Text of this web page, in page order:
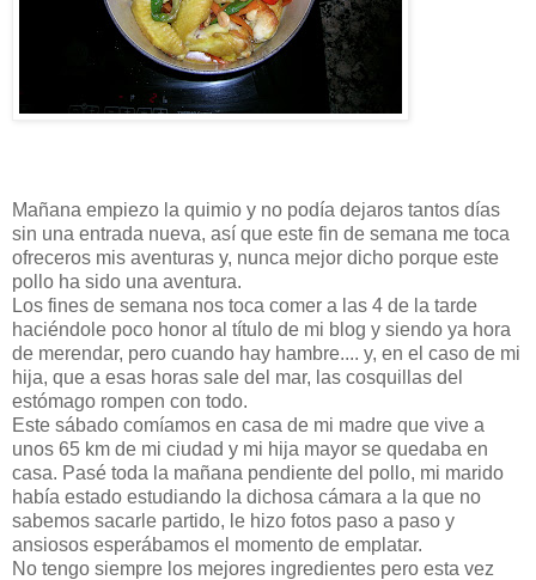
Mañana empiezo la quimio y no podía dejaros tantos días
sin una entrada nueva, así que este fin de semana me toca
ofreceros mis aventuras y, nunca mejor dicho porque este
pollo ha sido una aventura.
Los fines de semana nos toca comer a las 4 de la tarde
haciéndole poco honor al título de mi blog y siendo ya hora
de merendar, pero cuando hay hambre.... y, en el caso de mi
hija, que a esas horas sale del mar, las cosquillas del
estómago rompen con todo.
Este sábado comíamos en casa de mi madre que vive a
unos 65 km de mi ciudad y mi hija mayor se quedaba en
casa. Pasé toda la mañana pendiente del pollo, mi marido
había estado estudiando la dichosa cámara a la que no
sabemos sacarle partido, le hizo fotos paso a paso y
ansiosos esperábamos el momento de emplatar.
No tengo siempre los mejores ingredientes pero esta vez